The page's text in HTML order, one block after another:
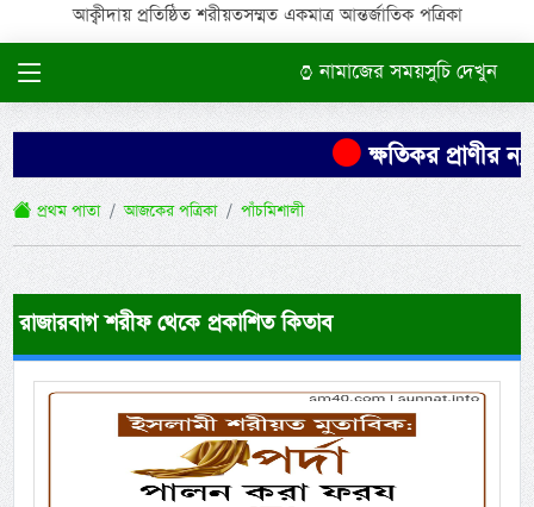
আক্বীদায় প্রতিষ্ঠিত শরীয়তসম্মত একমাত্র আন্তর্জাতিক পত্রিকা
নামাজের সময়সুচি দেখুন
ক্ষতিকর প্রাণীর
প্রথম পাতা আজকের পত্রিকা পাঁচমিশালী
রাজারবাগ শরীফ থেকে প্রকাশিত কিতাব